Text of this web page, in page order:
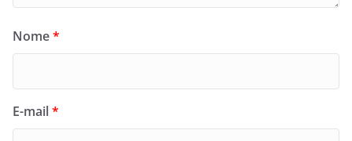
Nome*
E-mail*